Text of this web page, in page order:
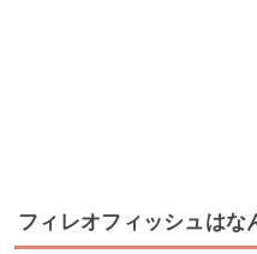
フィレオフィッシュはな